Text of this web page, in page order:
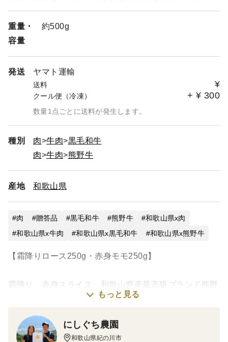
重量・
容量
約500g
発送 ヤマト運輸
送料 ¥
クール便（冷凍） + ¥ 300
数量1点ごとに送料が発生します。
種別 肉 牛肉
黒毛和牛
肉
牛肉 熊野牛
産地 和歌山県
肉 贈答品 黒毛和牛 熊野牛
和歌山県x肉
和歌山県x牛肉
和歌山県x黒毛和牛 和歌山県x熊野牛
【霜降りロース250g・赤身モモ250g】
霜降り、赤身スライス、和歌山県産最高級ブランド熊野
牛、食べ比べセット！！
すき焼き！！しゃぶしゃぶ！！
もっと見る
にしぐち農園
和歌山県紀の川市